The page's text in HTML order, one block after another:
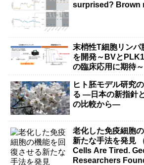
surprised? Brown
末梢性T細胞リンパ
を開発～BVと
の臨床応用に期待～
ヒト胚モデル研究
る ―日本の新指針
の比較から―
老化した免疫細胞
新たな手法を発見
Cells Are Tired.
Researchers